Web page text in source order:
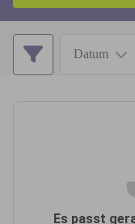
Datum
Es passt